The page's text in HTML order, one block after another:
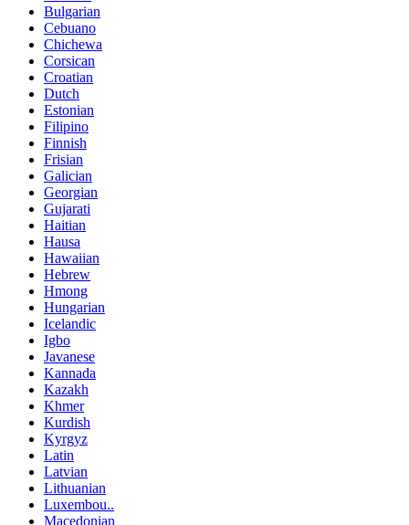
Bulgarian
Cebuano
Chichewa
Corsican
Croatian
Dutch
Estonian
Filipino
Finnish
Frisian
Galician
Georgian
Gujarati
Haitian
Hausa
Hawaiian
Hebrew
Hmong
Hungarian
Icelandic
Igbo
Javanese
Kannada
Kazakh
Khmer
Kurdish
Kyrgyz
Latin
Latvian
Lithuanian
Luxembou..
Macedonian